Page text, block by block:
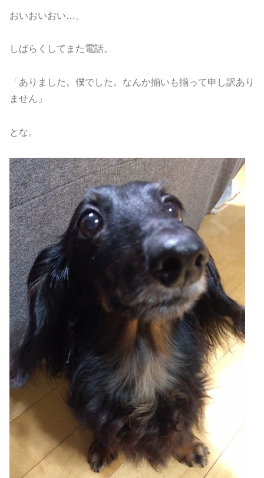
おいおいおい…。
しばらくしてまた電話。
「ありました。僕でした。なんか揃いも揃って申し訳あり
ません」
とな。